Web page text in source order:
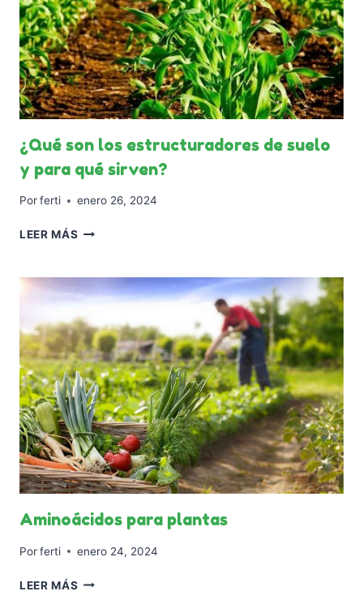
¿Qué son los estructuradores de suelo
y para qué sirven?
Porferti enero 26, 2024
LEER MÁS ¿QUÉ
ESTRUCTURADORES
DE
SUELO
Y
PARA
QUÉ
SIRVEN?
Aminoácidos para plantas
Porferti enero 24, 2024
LEER MÁS AMINOÁCIDOS